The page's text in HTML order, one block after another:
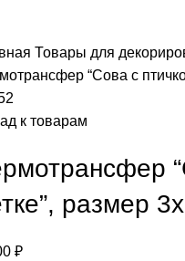
Товары для
“Сова с
к товарам
размер
₽